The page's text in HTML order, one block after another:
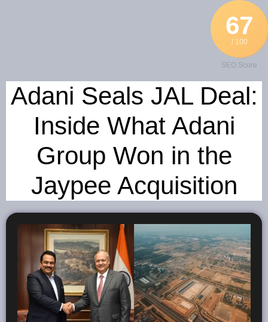
67
/ 100
SEO Score
Adani Seals JAL Deal:
Inside What Adani
Group Won in the
Jaypee Acquisition